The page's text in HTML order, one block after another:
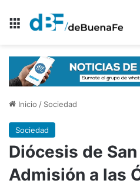
Menú
Inicio / Sociedad
Sociedad
Diócesis de
Admisión a las